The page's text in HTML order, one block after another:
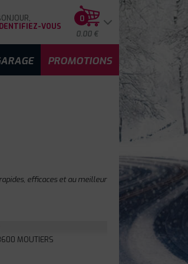
VOUS
0
0.00 €
PROMOTIONS
efficaces et au meilleur
MOUTIERS